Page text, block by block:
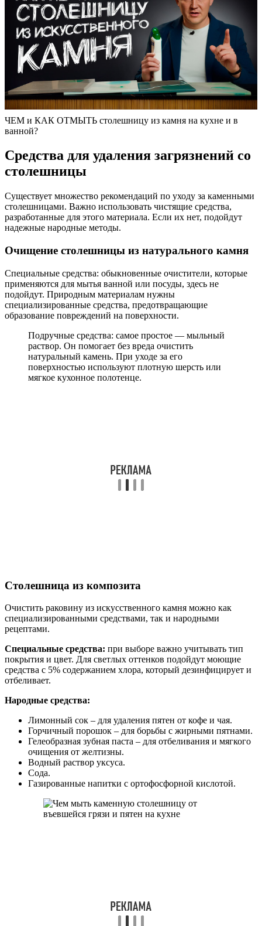
ЧЕМ и КАК ОТМЫТЬ столешницу из камня на кухне и в
ванной?
Средства для удаления загрязнений со
столешницы
Существует множество рекомендаций по уходу за каменными
столешницами. Важно использовать чистящие средства,
разработанные для этого материала. Если их нет, подойдут
надежные народные методы.
Очищение столешницы из натурального камня
Специальные средства: обыкновенные очистители, которые
применяются для мытья ванной или посуды, здесь не
подойдут. Природным материалам нужны
специализированные средства, предотвращающие
образование повреждений на поверхности.
Подручные средства: самое простое — мыльный
раствор. Он помогает без вреда очистить
натуральный камень. При уходе за его
поверхностью используют плотную шерсть или
мягкое кухонное полотенце.
Столешница из композита
Очистить раковину из искусственного камня можно как
специализированными средствами, так и народными
рецептами.
Специальные средства: при выборе важно учитывать тип
покрытия и цвет. Для светлых оттенков подойдут моющие
средства с 5% содержанием хлора, который дезинфицирует и
отбеливает.
Народные средства:
Лимонный сок – для удаления пятен от кофе и чая.
Горчичный порошок – для борьбы с жирными пятнами.
Гелеобразная зубная паста – для отбеливания и мягкого
очищения от желтизны.
Водный раствор уксуса.
Сода.
Газированные напитки с ортофосфорной кислотой.